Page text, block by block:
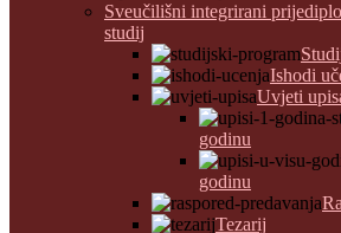
Sveučilišni integrirani
studij
Ishodi
Uvjeti
godinu
godinu
Tezarij